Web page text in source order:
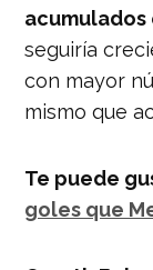
seguiría
con mayor
mismo que
Te puede
goles que